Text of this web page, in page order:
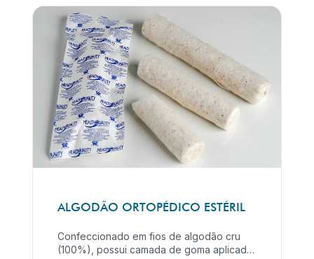
manutenção da esterilidade e a técnica
asséptica para abertura.
ALGODÃO ORTOPÉDICO ESTÉRIL
Confeccionado em fios de algodão cru
(100%), possui camada de goma aplicada